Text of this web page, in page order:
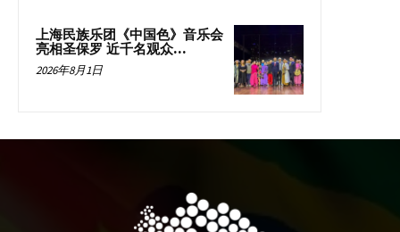
上海民族乐团《中国色》音乐会
亮相圣保罗 近千名观众...
2026年8月1日